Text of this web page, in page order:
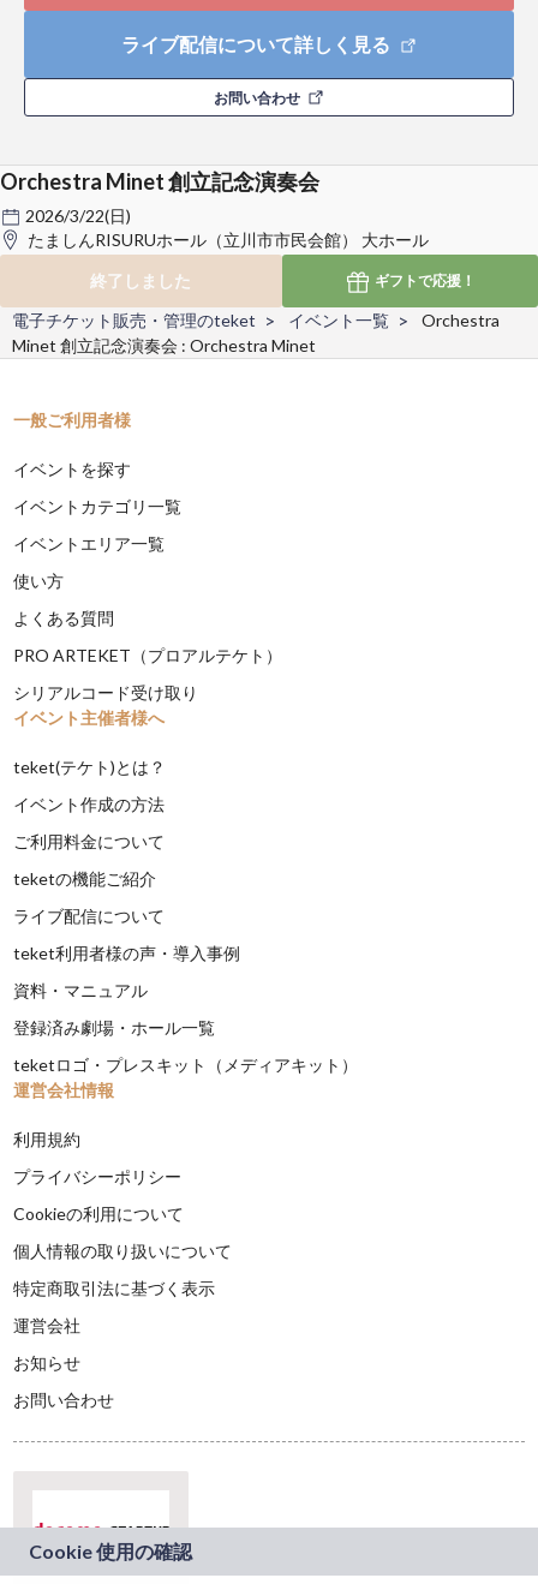
ライブ配信について詳しく見る
お問い合わせ
Orchestra Minet 創立記念演奏会
2026/3/22(日)
たましんRISURUホール（立川市市民会館） 大ホール
終了しました
ギフトで応援！
電子チケット販売・管理のteket イベント一覧
Orchestra
Minet 創立記念演奏会 : Orchestra Minet
一般ご利用者様
イベントを探す
イベントカテゴリ一覧
イベントエリア一覧
使い方
よくある質問
PRO ARTEKET（プロアルテケト）
シリアルコード受け取り
イベント主催者様へ
teket(テケト)とは？
イベント作成の方法
ご利用料金について
teketの機能ご紹介
ライブ配信について
teket利用者様の声・導入事例
資料・マニュアル
登録済み劇場・ホール一覧
teketロゴ・プレスキット（メディアキット）
運営会社情報
利用規約
プライバシーポリシー
Cookieの利用について
個人情報の取り扱いについて
特定商取引法に基づく表示
運営会社
お知らせ
お問い合わせ